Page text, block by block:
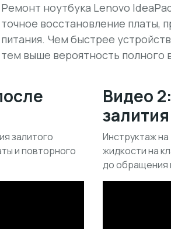
Ремонт ноутбука Lenovo
точное восстановление платы,
питания. Чем быстрее
тем выше вероятность полного
залитого
и повторного
Видео
Инструктаж
жидкости на
до обращения